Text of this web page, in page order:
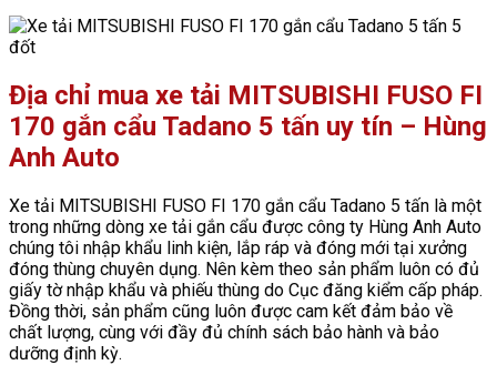
Địa chỉ mua xe tải MITSUBISHI FUSO FI
170 gắn cẩu Tadano 5 tấn uy tín – Hùng
Anh Auto
Xe tải MITSUBISHI FUSO FI 170 gắn cẩu Tadano 5 tấn là một
trong những dòng xe tải gắn cẩu được công ty Hùng Anh Auto
chúng tôi nhập khẩu linh kiện, lắp ráp và đóng mới tại xưởng
đóng thùng chuyên dụng. Nên kèm theo sản phẩm luôn có đủ
giấy tờ nhập khẩu và phiếu thùng do Cục đăng kiểm cấp pháp.
Đồng thời, sản phẩm cũng luôn được cam kết đảm bảo về
chất lượng, cùng với đầy đủ chính sách bảo hành và bảo
dưỡng định kỳ.